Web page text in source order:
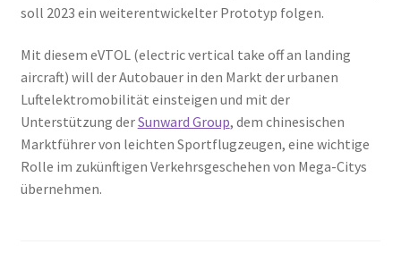
soll 2023 ein weiterentwickelter Prototyp folgen.
Mit diesem eVTOL (electric vertical take off an landing
aircraft) will der Autobauer in den Markt der urbanen
Luftelektromobilität einsteigen und mit der
Unterstützung derSunward Group, dem chinesischen
Marktführer von leichten Sportflugzeugen, eine wichtige
Rolle im zukünftigen Verkehrsgeschehen von Mega-Citys
übernehmen.